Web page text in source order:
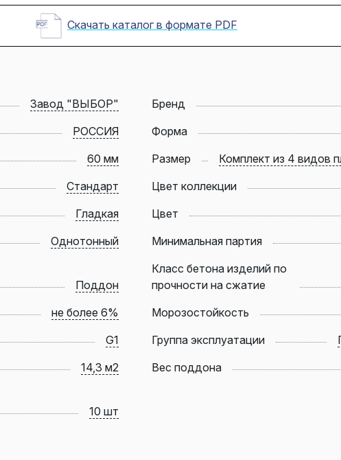
Скачать каталог в формате PDF
Завод "ВЫБОР" Бренд
РОССИЯ Форма
60 мм Размер
Комплект из 4 видов
Стандарт Цвет коллекции
Гладкая Цвет
Однотонный Минимальная партия
Поддон
Класс бетона изделий по
прочности на сжатие
не более 6% Морозостойкость
G1 Группа эксплуатации
14,3 м2 Вес поддона
10 шт